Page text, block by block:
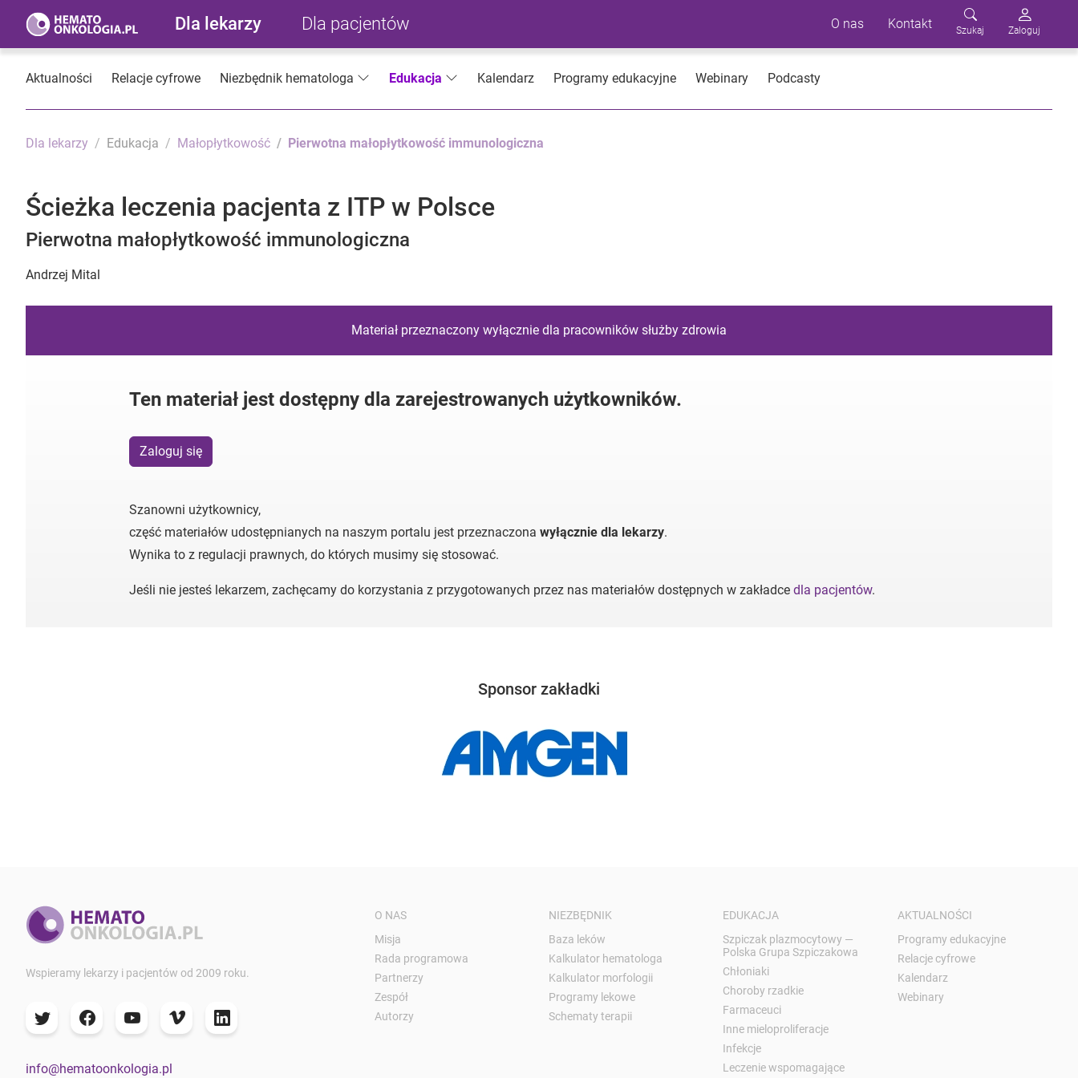
Dla lekarzy Dla pacjentów O nas Kontakt Szukaj Zaloguj
Aktualności Relacje cyfrowe Niezbędnik hematologa Edukacja Kalendarz Programy edukacyjne Webinary Podcasty
Dla lekarzy Edukacja Małopłytkowość Pierwotna małopłytkowość immunologiczna
Ścieżka leczenia pacjenta z ITP w Polsce
Pierwotna małopłytkowość immunologiczna
Andrzej Mital
Materiał przeznaczony wyłącznie dla pracowników służby zdrowia
Ten materiał jest dostępny dla zarejestrowanych użytkowników.
Zaloguj się
Szanowni użytkownicy,
część materiałów udostępnianych na naszym portalu jest przeznaczona wyłącznie dla lekarzy.
Wynika to z regulacji prawnych, do których musimy się stosować.
Jeśli nie jesteś lekarzem, zachęcamy do korzystania z przygotowanych przez nas materiałów dostępnych w zakładce dla pacjentów.
Sponsor zakładki
Wspieramy lekarzy i pacjentów od 2009 roku.
info@hematoonkologia.pl
O NAS
Misja
Rada programowa
Partnerzy
Zespół
Autorzy
NIEZBĘDNIK
Baza leków
Kalkulator hematologa
Kalkulator morfologii
Programy lekowe
Schematy terapii
EDUKACJA
Szpiczak plazmocytowy —
Polska Grupa Szpiczakowa
Chłoniaki
Choroby rzadkie
Farmaceuci
Inne mieloproliferacje
Infekcje
Leczenie wspomagające
AKTUALNOŚCI
Programy edukacyjne
Relacje cyfrowe
Kalendarz
Webinary